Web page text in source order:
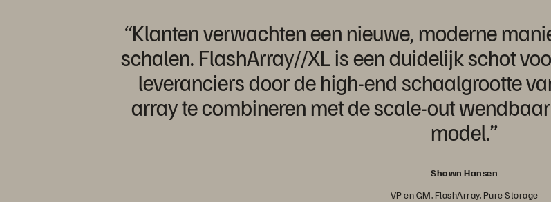
“Klanten verwachten een nieuwe, moderne
schalen. FlashArray//XL is een duidelijk schot
leveranciers door de high-end schaalgrootte
array te combineren met de scale-out
model.”
Shawn Hansen
VP en GM, FlashArray, Pure Storage